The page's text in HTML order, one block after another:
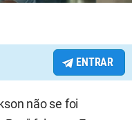
ENTRAR
não se foi